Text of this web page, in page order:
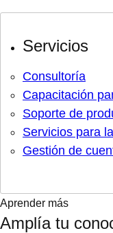
Servicios
Consultoría
Capacitación
Soporte de
Servicios para
Gestión de
Aprender más
Amplía tu